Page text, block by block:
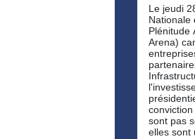
Le jeudi
Nationale
Plénitude
Arena)
sont pas
elles sont